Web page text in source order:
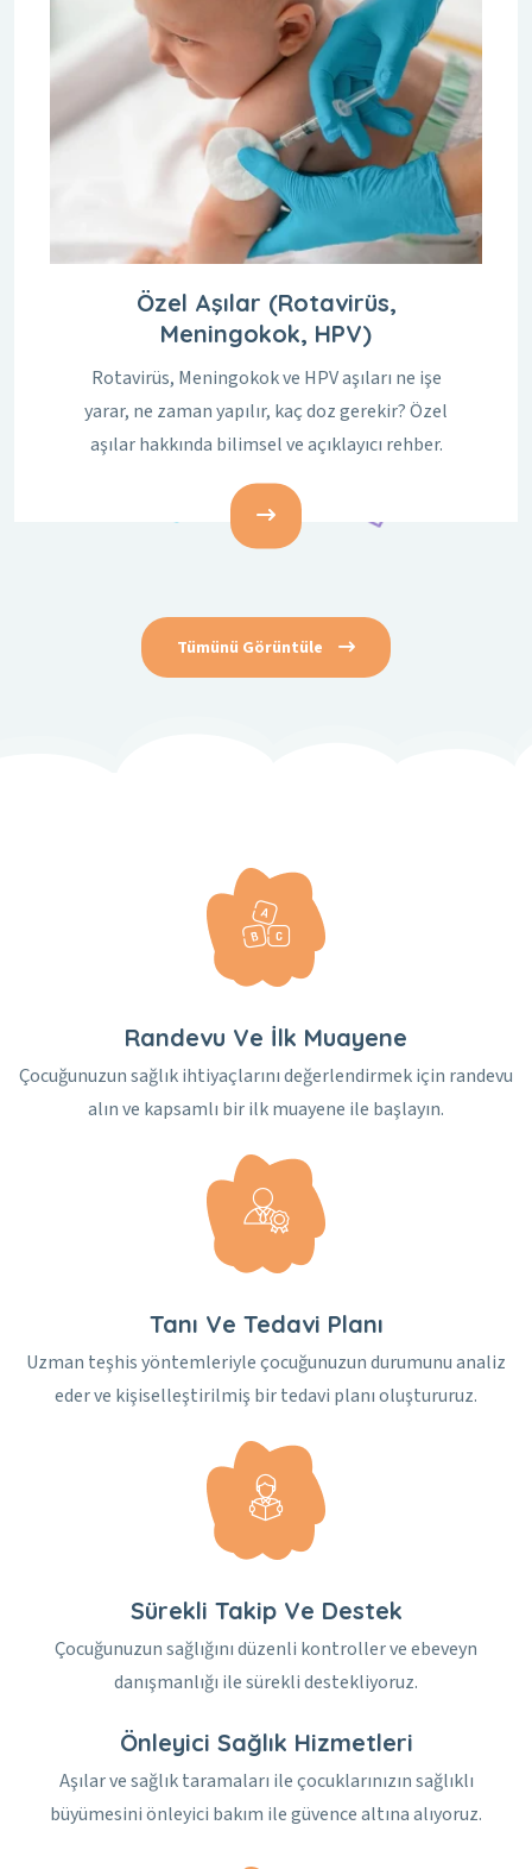
Özel Aşılar (Rotavirüs,
Meningokok, HPV)
Rotavirüs, Meningokok ve HPV aşıları ne işe
yarar, ne zaman yapılır, kaç doz gerekir? Özel
aşılar hakkında bilimsel ve açıklayıcı rehber.
Tümünü Görüntüle
Randevu Ve İlk Muayene
Çocuğunuzun sağlık ihtiyaçlarını değerlendirmek için randevu
alın ve kapsamlı bir ilk muayene ile başlayın.
Tanı Ve Tedavi Planı
Uzman teşhis yöntemleriyle çocuğunuzun durumunu analiz
eder ve kişiselleştirilmiş bir tedavi planı oluştururuz.
Sürekli Takip Ve Destek
Çocuğunuzun sağlığını düzenli kontroller ve ebeveyn
danışmanlığı ile sürekli destekliyoruz.
Önleyici Sağlık Hizmetleri
Aşılar ve sağlık taramaları ile çocuklarınızın sağlıklı
büyümesini önleyici bakım ile güvence altına alıyoruz.